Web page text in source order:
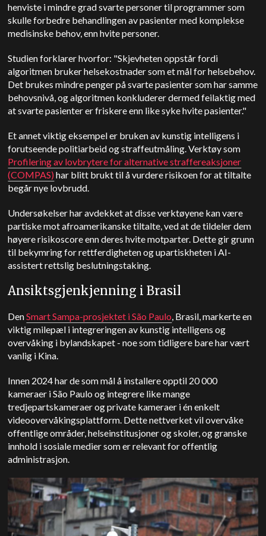
henviste i mindre grad svarte personer til programmer som
skulle forbedre behandlingen av pasienter med komplekse
medisinske behov, enn hvite personer.
Studien forklarer hvorfor: "Skjevheten oppstår fordi
algoritmen bruker helsekostnader som et mål for helsebehov.
Det brukes mindre penger på svarte pasienter som har samme
behovsnivå, og algoritmen konkluderer dermed feilaktig med
at svarte pasienter er friskere enn like syke hvite pasienter."
Et annet viktig eksempel er bruken av kunstig intelligens i
forutseende politiarbeid og straffeutmåling. Verktøy som
Profilering av lovbrytere for alternative straffereaksjoner
(COMPAS)har blitt brukt til å vurdere risikoen for at tiltalte
begår nye lovbrudd.
Undersøkelser har avdekket at disse verktøyene kan være
partiske mot afroamerikanske tiltalte, ved at de tildeler dem
høyere risikoscore enn deres hvite motparter. Dette gir grunn
til bekymring for rettferdigheten og upartiskheten i AI-
assistert rettslig beslutningstaking.
Ansiktsgjenkjenning i Brasil
DenSmart Sampa-prosjektet i São Paulo , Brasil, markerte en
viktig milepæl i integreringen av kunstig intelligens og
overvåking i bylandskapet - noe som tidligere bare har vært
vanlig i Kina.
Innen 2024 har de som mål å installere opptil 20 000
kameraer i São Paulo og integrere like mange
tredjepartskameraer og private kameraer i én enkelt
videoovervåkingsplattform. Dette nettverket vil overvåke
offentlige områder, helseinstitusjoner og skoler, og granske
innhold i sosiale medier som er relevant for offentlig
administrasjon.